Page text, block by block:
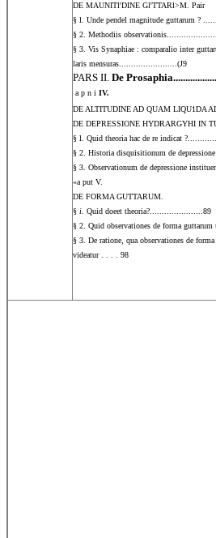
DE MAUNITl'DINE Gl'TTARl>M. Pair
§ l. Unde pendel magnitude guttarum ?
§ 2. Methodiis
§ 3. Vis Synaphiae : comparalio inter
laris mensuras........................(J9
PARS II. De
 a p n i IV.
DE ALTITUDINE AD QUAM LIQU1DA
DE DEPRESSIONE HYDRARGYHI IN
§ l. Quid theoria hac de re indicat
§ 2. Historia disquisitionum de
§ 3. Observationum de depressione
«a put V.
DE FORMA GUTTARUM.
§ i. Quid doeet theoria?......................89
§ 2. Quid observationes de forma guttarum
§ 3. De ratione, qua observationes de
videatur .
. . . 98